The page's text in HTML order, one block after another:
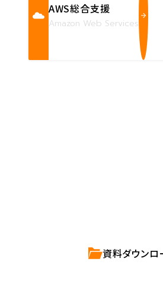
AWS総合支援
Amazon Web Services
資料ダウンロ